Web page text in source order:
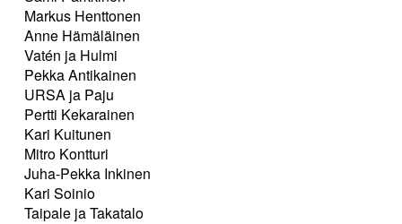
Markus Henttonen
Anne Hämäläinen
Vatén ja Hulmi
Pekka Antikainen
URSA ja Paju
Pertti Kekarainen
Kari Kuitunen
Mitro Kontturi
Juha-Pekka Inkinen
Kari Soinio
Taipale ja Takatalo